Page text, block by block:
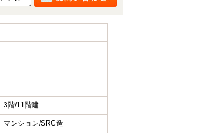
3階/11階建
マンション/SRC造